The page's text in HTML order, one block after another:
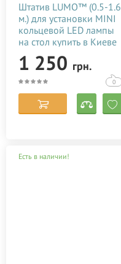
Штатив LUMO™ (0.5-1.6
м.) для установки MINI
кольцевой LED лампы
на стол купить в Киеве
(Украине)
1 250 грн.
0
Есть в наличии!